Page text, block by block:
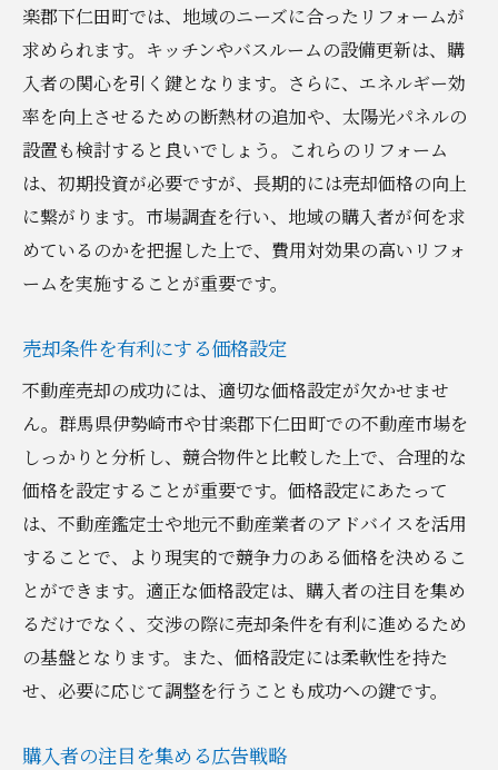
楽郡下仁田町では、地域のニーズに合ったリフォームが
求められます。キッチンやバスルームの設備更新は、購
入者の関心を引く鍵となります。さらに、エネルギー効
率を向上させるための断熱材の追加や、太陽光パネルの
設置も検討すると良いでしょう。これらのリフォーム
は、初期投資が必要ですが、長期的には売却価格の向上
に繋がります。市場調査を行い、地域の購入者が何を求
めているのかを把握した上で、費用対効果の高いリフォ
ームを実施することが重要です。
売却条件を有利にする価格設定
不動産売却の成功には、適切な価格設定が欠かせませ
ん。群馬県伊勢崎市や甘楽郡下仁田町での不動産市場を
しっかりと分析し、競合物件と比較した上で、合理的な
価格を設定することが重要です。価格設定にあたって
は、不動産鑑定士や地元不動産業者のアドバイスを活用
することで、より現実的で競争力のある価格を決めるこ
とができます。適正な価格設定は、購入者の注目を集め
るだけでなく、交渉の際に売却条件を有利に進めるため
の基盤となります。また、価格設定には柔軟性を持た
せ、必要に応じて調整を行うことも成功への鍵です。
購入者の注目を集める広告戦略